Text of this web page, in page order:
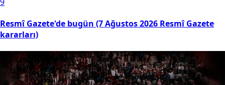
Resmî Gazete'de bugün (7 Ağustos 2026 Resmî Gazete
kararları)